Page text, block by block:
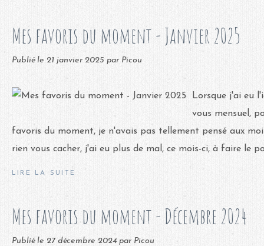
Mes favoris du moment - Janvier 2025
Publié le 21 janvier 2025 par Picou
Lorsque j'ai eu
vous mensuel,
favoris du moment, je n'avais pas tellement pensé aux
rien vous cacher, j'ai eu plus de mal, ce mois-ci, à faire le
LIRE LA SUITE
Mes favoris du moment - Décembre 2024
Publié le 27 décembre 2024 par Picou